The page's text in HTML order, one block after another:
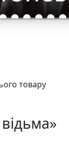
товару